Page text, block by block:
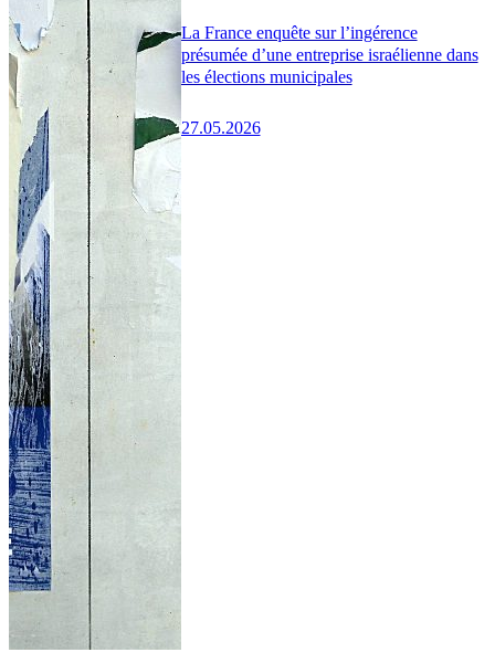
La France enquête sur l’ingérence
présumée d’une entreprise israélienne dans
les élections municipales
27.05.2026